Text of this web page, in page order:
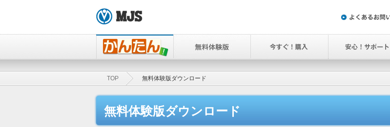
TOP 無料体験版ダウンロード
無料体験版ダウンロード